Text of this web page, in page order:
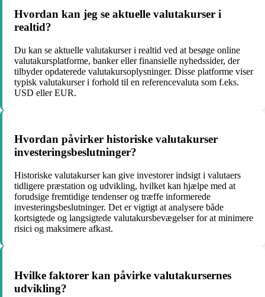
Hvordan kan jeg se aktuelle valutakurser i
realtid?
Du kan se aktuelle valutakurser i realtid ved at besøge online
valutakursplatforme, banker eller finansielle nyhedssider, der
tilbyder opdaterede valutakursoplysninger. Disse platforme viser
typisk valutakurser i forhold til en referencevaluta som f.eks.
USD eller EUR.
Hvordan påvirker historiske valutakurser
investeringsbeslutninger?
Historiske valutakurser kan give investorer indsigt i valutaers
tidligere præstation og udvikling, hvilket kan hjælpe med at
forudsige fremtidige tendenser og træffe informerede
investeringsbeslutninger. Det er vigtigt at analysere både
kortsigtede og langsigtede valutakursbevægelser for at minimere
risici og maksimere afkast.
Hvilke faktorer kan påvirke valutakursernes
udvikling?